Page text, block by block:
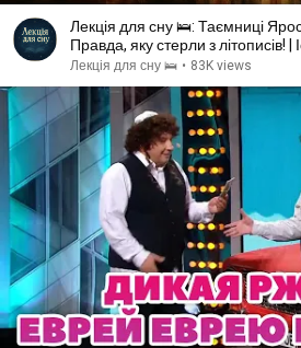
Лекція для сну 🛌: Таємниці
Правда, яку стерли з літописів! |
Лекція для сну 🛌 • 83K views